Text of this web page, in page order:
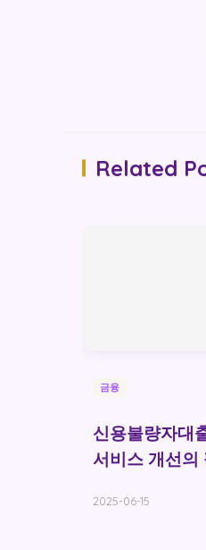
Related
금융
신용불량자대
서비스 개선의
2025-06-15